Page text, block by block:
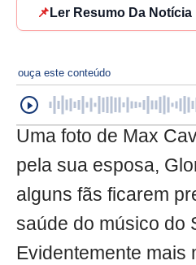
📌 Ler Resumo Da Notícia
ouça este conteúdo
Uma foto de Max
pela sua esposa,
alguns fãs ficarem
saúde do músico do
Evidentemente mais